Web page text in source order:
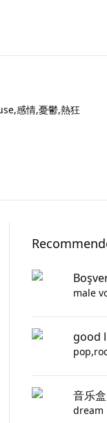
感情,憂鬱,熱狂
good
音乐盒
dream